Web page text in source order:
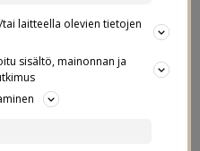
laitteella olevien tietojen
sisältö, mainonnan ja